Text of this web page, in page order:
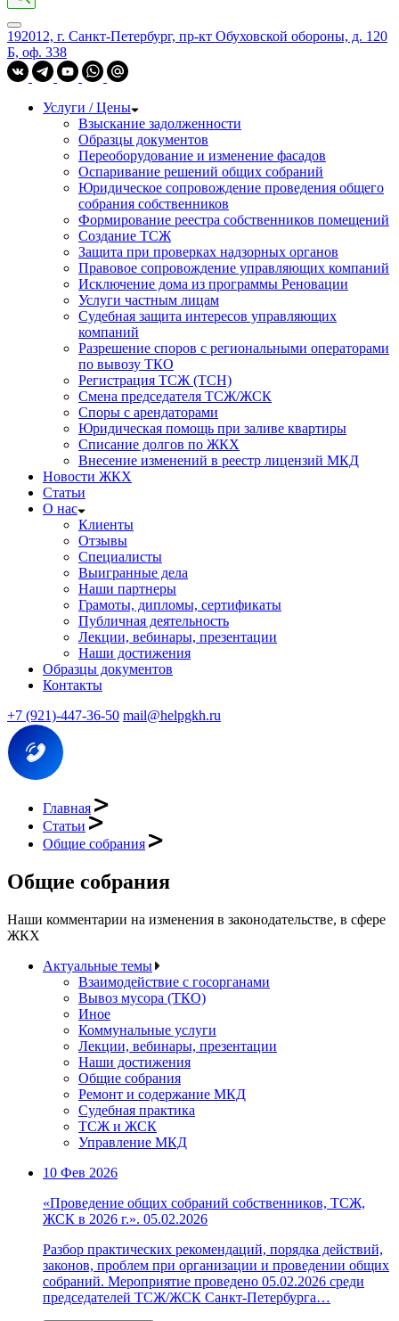
192012, г. Санкт-Петербург, пр-кт Обуховской обороны, д. 120
Б, оф. 338
Услуги / Цены
Взыскание задолженности
Образцы документов
Переоборудование и изменение фасадов
Оспаривание решений общих собраний
Юридическое сопровождение проведения общего
собрания собственников
Формирование реестра собственников помещений
Создание ТСЖ
Защита при проверках надзорных органов
Правовое сопровождение управляющих компаний
Исключение дома из программы Реновации
Услуги частным лицам
Судебная защита интересов управляющих
компаний
Разрешение споров с региональными операторами
по вывозу ТКО
Регистрация ТСЖ (ТСН)
Смена председателя ТСЖ/ЖСК
Споры с арендаторами
Юридическая помощь при заливе квартиры
Списание долгов по ЖКХ
Внесение изменений в реестр лицензий МКД
Новости ЖКХ
Статьи
О нас
Клиенты
Отзывы
Специалисты
Выигранные дела
Наши партнеры
Грамоты, дипломы, сертификаты
Публичная деятельность
Лекции, вебинары, презентации
Наши достижения
Образцы документов
Контакты
+7 (921)-447-36-50 mail@helpgkh.ru
Главная
Статьи
Общие собрания
Общие собрания
Наши комментарии на изменения в законодательстве, в сфере
ЖКХ
Актуальные темы
Взаимодействие с госорганами
Вывоз мусора (ТКО)
Иное
Коммунальные услуги
Лекции, вебинары, презентации
Наши достижения
Общие собрания
Ремонт и содержание МКД
Судебная практика
ТСЖ и ЖСК
Управление МКД
10 Фев 2026
«Проведение общих собраний собственников, ТСЖ,
ЖСК в 2026 г.». 05.02.2026
Разбор практических рекомендаций, порядка действий,
законов, проблем при организации и проведении общих
собраний. Мероприятие проведено 05.02.2026 среди
председателей ТСЖ/ЖСК Санкт-Петербурга…